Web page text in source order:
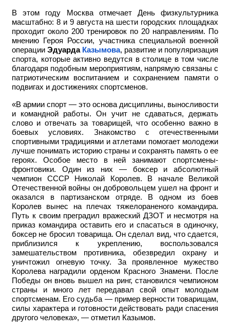
В этом году Москва отмечает День физкультурника
масштабно: 8 и 9 августа на шести городских площадках
проходит около 200 тренировок по 20 направлениям. По
мнению Героя России, участника специальной военной
операции Эдуарда Казымова, развитие и популяризация
спорта, которые активно ведутся в столице в том числе
благодаря подобным мероприятиям, напрямую связаны с
патриотическим воспитанием и сохранением памяти о
подвигах и достижениях спортсменов.
«В армии спорт — это основа дисциплины, выносливости
и командной работы. Он учит не сдаваться, держать
слово и отвечать за товарищей, что особенно важно в
боевых условиях. Знакомство с отечественными
спортивными традициями и атлетами помогает молодежи
лучше понимать историю страны и сохранять память о ее
героях. Особое место в ней занимают спортсмены-
фронтовики. Один из них — боксер и абсолютный
чемпион СССР Николай Королев. В начале Великой
Отечественной войны он добровольцем ушел на фронт и
оказался в партизанском отряде. В одном из боев
Королев вынес на плечах тяжелораненого командира.
Путь к своим преградил вражеский ДЗОТ и несмотря на
приказ командира оставить его и спасаться в одиночку,
боксер не бросил товарища. Он сделал вид, что сдается,
приблизился к укреплению, воспользовался
замешательством противника, обезвредил охрану и
уничтожил огневую точку. За проявленное мужество
Королева наградили орденом Красного Знамени. После
Победы он вновь вышел на ринг, становился чемпионом
страны и много лет передавал свой опыт молодым
спортсменам. Его судьба — пример верности товарищам,
силы характера и готовности действовать ради спасения
другого человека», — отметил Казымов.